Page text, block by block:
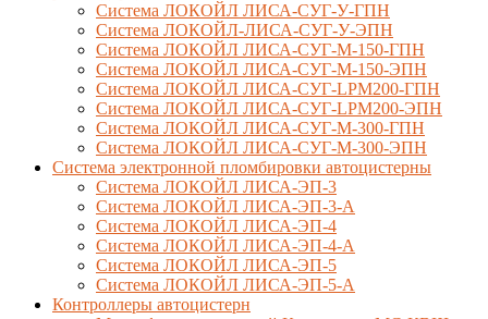
Система ЛОКОЙЛ ЛИСА-СУГ-У-ГПН
Система ЛОКОЙЛ-ЛИСА-СУГ-У-ЭПН
Система ЛОКОЙЛ ЛИСА-СУГ-М-150-ГПН
Система ЛОКОЙЛ ЛИСА-СУГ-М-150-ЭПН
Система ЛОКОЙЛ ЛИСА-СУГ-LPM200-ГПН
Система ЛОКОЙЛ ЛИСА-СУГ-LPM200-ЭПН
Система ЛОКОЙЛ ЛИСА-СУГ-М-300-ГПН
Система ЛОКОЙЛ ЛИСА-СУГ-М-300-ЭПН
Система электронной пломбировки автоцистерны
Система ЛОКОЙЛ ЛИСА-ЭП-3
Система ЛОКОЙЛ ЛИСА-ЭП-3-А
Система ЛОКОЙЛ ЛИСА-ЭП-4
Система ЛОКОЙЛ ЛИСА-ЭП-4-А
Система ЛОКОЙЛ ЛИСА-ЭП-5
Система ЛОКОЙЛ ЛИСА-ЭП-5-А
Контроллеры автоцистерн